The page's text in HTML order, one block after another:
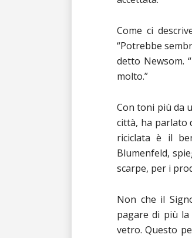
Come ci
“Potrebbe
detto Newsom.
molto.”
Con toni più da
città, ha parlato
riciclata è il
Blumenfeld,
scarpe, per i
Non che il
pagare di più
vetro. Questo